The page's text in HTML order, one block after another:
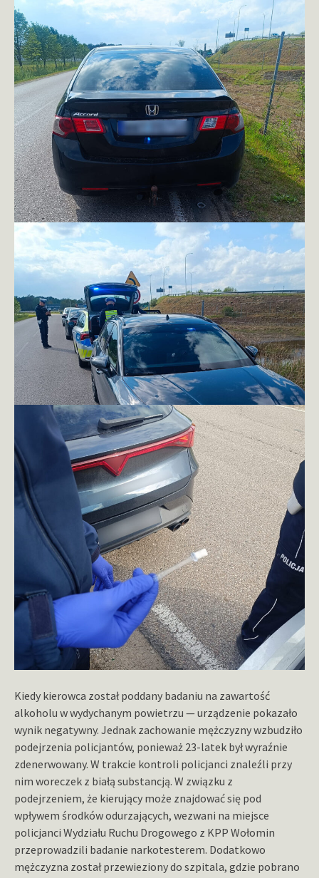
Kiedy kierowca został poddany badaniu na zawartość
alkoholu w wydychanym powietrzu — urządzenie pokazało
wynik negatywny. Jednak zachowanie mężczyzny wzbudziło
podejrzenia policjantów, ponieważ 23-latek był wyraźnie
zdenerwowany. W trakcie kontroli policjanci znaleźli przy
nim woreczek z białą substancją. W związku z
podejrzeniem, że kierujący może znajdować się pod
wpływem środków odurzających, wezwani na miejsce
policjanci Wydziału Ruchu Drogowego z KPP Wołomin
przeprowadzili badanie narkotesterem. Dodatkowo
mężczyzna został przewieziony do szpitala, gdzie pobrano